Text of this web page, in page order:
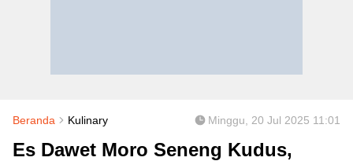
Beranda Kulinary Minggu, 20 Jul 2025 11:01
Es Dawet Moro Seneng Kudus,